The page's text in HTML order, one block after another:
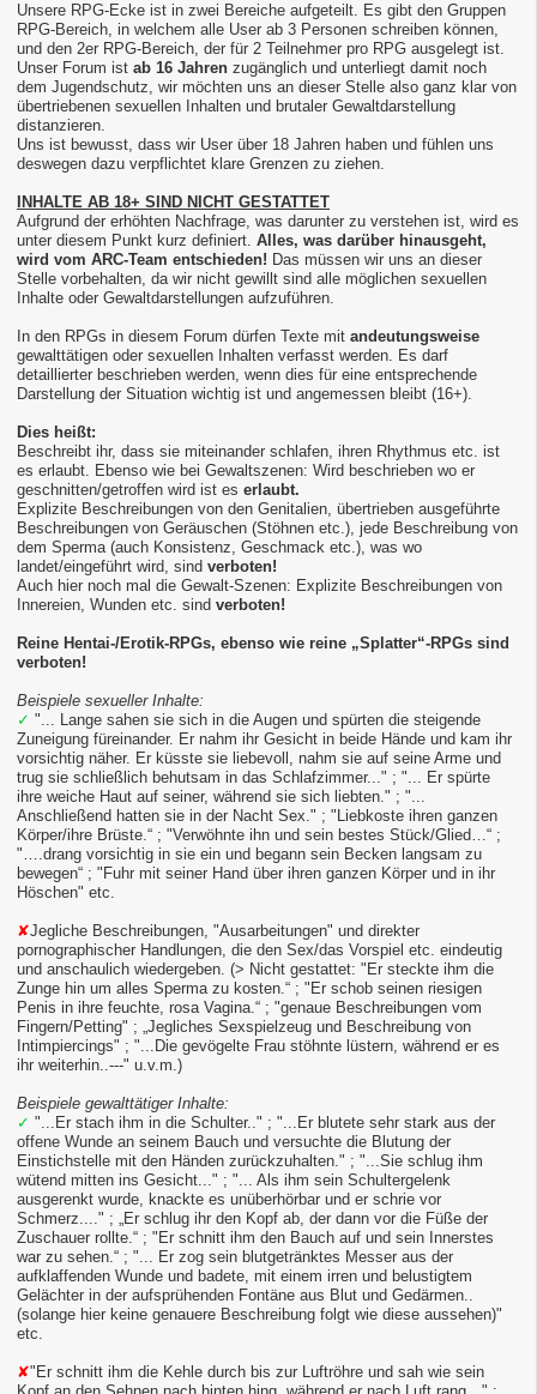
Unsere RPG-Ecke ist in zwei Bereiche aufgeteilt. Es gibt den Gruppen
RPG-Bereich, in welchem alle User ab 3 Personen schreiben können,
und den 2er RPG-Bereich, der für 2 Teilnehmer pro RPG ausgelegt ist.
Unser Forum ist ab 16 Jahren zugänglich und unterliegt damit noch
dem Jugendschutz, wir möchten uns an dieser Stelle also ganz klar von
übertriebenen sexuellen Inhalten und brutaler Gewaltdarstellung
distanzieren.
Uns ist bewusst, dass wir User über 18 Jahren haben und fühlen uns
deswegen dazu verpflichtet klare Grenzen zu ziehen.
INHALTE AB 18+ SIND NICHT GESTATTET
Aufgrund der erhöhten Nachfrage, was darunter zu verstehen ist, wird es
unter diesem Punkt kurz definiert. Alles, was darüber hinausgeht,
wird vom ARC-Team entschieden! Das müssen wir uns an dieser
Stelle vorbehalten, da wir nicht gewillt sind alle möglichen sexuellen
Inhalte oder Gewaltdarstellungen aufzuführen.
In den RPGs in diesem Forum dürfen Texte mit andeutungsweise
gewalttätigen oder sexuellen Inhalten verfasst werden. Es darf
detaillierter beschrieben werden, wenn dies für eine entsprechende
Darstellung der Situation wichtig ist und angemessen bleibt (16+).
Dies heißt:
Beschreibt ihr, dass sie miteinander schlafen, ihren Rhythmus etc. ist
es erlaubt. Ebenso wie bei Gewaltszenen: Wird beschrieben wo er
geschnitten/getroffen wird ist es erlaubt.
Explizite Beschreibungen von den Genitalien, übertrieben ausgeführte
Beschreibungen von Geräuschen (Stöhnen etc.), jede Beschreibung von
dem Sperma (auch Konsistenz, Geschmack etc.), was wo
landet/eingeführt wird, sind verboten!
Auch hier noch mal die Gewalt-Szenen: Explizite Beschreibungen von
Innereien, Wunden etc. sind verboten!
Reine Hentai-/Erotik-RPGs, ebenso wie reine „Splatter“-RPGs sind
verboten!
Beispiele sexueller Inhalte:
✓ "... Lange sahen sie sich in die Augen und spürten die steigende
Zuneigung füreinander. Er nahm ihr Gesicht in beide Hände und kam ihr
vorsichtig näher. Er küsste sie liebevoll, nahm sie auf seine Arme und
trug sie schließlich behutsam in das Schlafzimmer..." ; "... Er spürte
ihre weiche Haut auf seiner, während sie sich liebten." ; "...
Anschließend hatten sie in der Nacht Sex." ; "Liebkoste ihren ganzen
Körper/ihre Brüste.“ ; "Verwöhnte ihn und sein bestes Stück/Glied…“ ;
"….drang vorsichtig in sie ein und begann sein Becken langsam zu
bewegen“ ; "Fuhr mit seiner Hand über ihren ganzen Körper und in ihr
Höschen" etc.
✘Jegliche Beschreibungen, "Ausarbeitungen" und direkter
pornographischer Handlungen, die den Sex/das Vorspiel etc. eindeutig
und anschaulich wiedergeben. (> Nicht gestattet: "Er steckte ihm die
Zunge hin um alles Sperma zu kosten.“ ; "Er schob seinen riesigen
Penis in ihre feuchte, rosa Vagina.“ ; "genaue Beschreibungen vom
Fingern/Petting" ; „Jegliches Sexspielzeug und Beschreibung von
Intimpiercings" ; "...Die gevögelte Frau stöhnte lüstern, während er es
ihr weiterhin..---" u.v.m.)
Beispiele gewalttätiger Inhalte:
✓ "...Er stach ihm in die Schulter.." ; "...Er blutete sehr stark aus der
offene Wunde an seinem Bauch und versuchte die Blutung der
Einstichstelle mit den Händen zurückzuhalten." ; "...Sie schlug ihm
wütend mitten ins Gesicht..." ; "... Als ihm sein Schultergelenk
ausgerenkt wurde, knackte es unüberhörbar und er schrie vor
Schmerz...." ; „Er schlug ihr den Kopf ab, der dann vor die Füße der
Zuschauer rollte.“ ; "Er schnitt ihm den Bauch auf und sein Innerstes
war zu sehen.“ ; "... Er zog sein blutgetränktes Messer aus der
aufklaffenden Wunde und badete, mit einem irren und belustigtem
Gelächter in der aufsprühenden Fontäne aus Blut und Gedärmen..
(solange hier keine genauere Beschreibung folgt wie diese aussehen)"
etc.
✘"Er schnitt ihm die Kehle durch bis zur Luftröhre und sah wie sein